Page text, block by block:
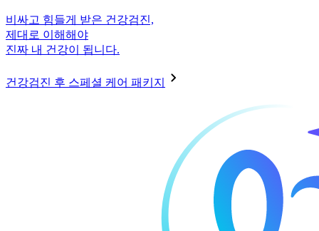
비싸고 힘들게 받은 건강검진,
제대로 이해해야
진짜 내 건강이 됩니다.
건강검진 후 스페셜 케어 패키지